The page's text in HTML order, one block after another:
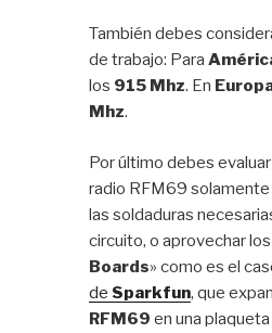
También debes
de trabajo: Para
los 915 Mhz. En
Mhz.
Por último debes
radio RFM69 solamente
las soldaduras
circuito, o aprovechar los
Boards» como es el
de Sparkfun, que
RFM69 en una